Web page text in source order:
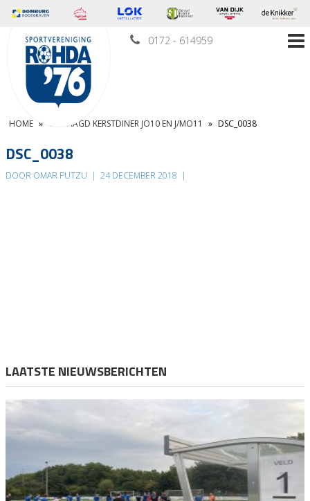
0172 - 614959
HOME » GESLAAGD KERSTDINER JO10 EN J/MO11 » DSC_0038
DSC_0038
DOOR OMAR PUTZU | 24 DECEMBER 2018 |
LAATSTE NIEUWSBERICHTEN